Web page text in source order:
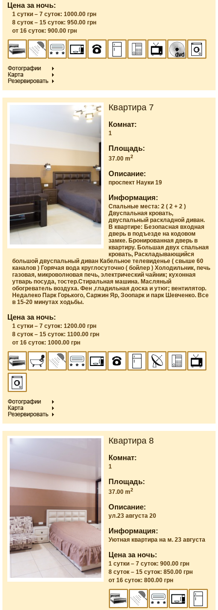
Цена за ночь:
1 сутки – 7 суток: 1000.00 грн
8 суток – 15 суток: 950.00 грн
от 16 суток: 900.00 грн
Квартира 7
Комнат:
1
Площадь:
37.00 m2
Описание:
проспект Науки 19
Информация:
Спальные места: 2 ( 2 + 2 )
Двуспальная кровать,
двуспальный раскладной диван.
В квартире: Безопасная входная
дверь в подъезде на кодовом
замке. Бронированная дверь в
квартиру. Большая двух спальная
кровать, Раскладывающийся
большой двуспальный диван Кабельное телевиденье ( свыше 60
каналов ) Горячая вода круглосуточно ( бойлер ) Холодильник, печь
газовая, микроволновая печь, электрический чайник; кухонная
утварь посуда, тостер.Стиральная машина. Масляный
обогреватель воздуха. Фен ,гладильная доска и утюг; вентилятор.
Недалеко Парк Горького, Саржин Яр, Зоопарк и парк Шевченко. Все
в 15-20 минутах ходьбы.
Цена за ночь:
1 сутки – 7 суток: 1200.00 грн
8 суток – 15 суток: 1100.00 грн
от 16 суток: 1000.00 грн
Квартира 8
Комнат:
1
Площадь:
37.00 m2
Описание:
ул.23 августа 20
Информация:
Уютная квартира на м. 23 августа
Цена за ночь:
1 сутки – 7 суток: 900.00 грн
8 суток – 15 суток: 850.00 грн
от 16 суток: 800.00 грн